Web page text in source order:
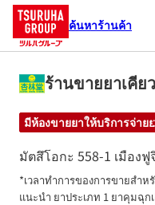
ค้นหาร้านค้า
ร้านขายยาเคี
มีห้องขายยาให้บริการจ่าย
มัตสึโอกะ 558-1 เมืองฟู
*เวลาทำการของการขายสำ
แนะนำ ยาประเภท 1 ยาคุมฉุก